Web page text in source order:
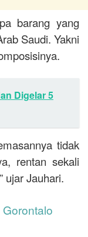
barang yang
Saudi. Yakni
Digelar 5
tidak
rentan sekali
ujar Jauhari.